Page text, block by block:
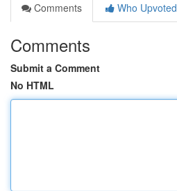
Comments
Who Upvoted
Comments
Submit a Comment
No HTML